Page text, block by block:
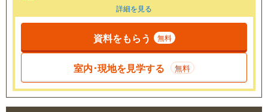
詳細を見る
資料をもらう 無料
室内･現地を見学する 無料